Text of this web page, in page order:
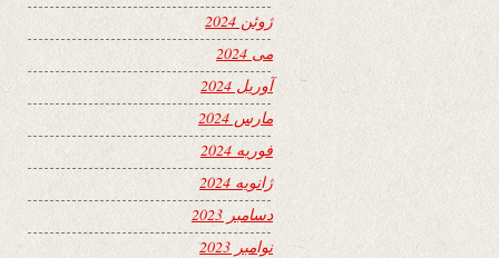
ژوئن 2024
می 2024
آوریل 2024
مارس 2024
فوریه 2024
ژانویه 2024
دسامبر 2023
نوامبر 2023